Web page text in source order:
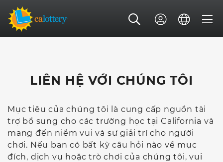
LIÊN HỆ VỚI CHÚNG TÔI
Mục tiêu của chúng tôi là cung cấp nguồn tài
trợ bổ sung cho các trường học tại California và
mang đến niềm vui và sự giải trí cho người
chơi. Nếu bạn có bất kỳ câu hỏi nào về mục
đích, dịch vụ hoặc trò chơi của chúng tôi, vui